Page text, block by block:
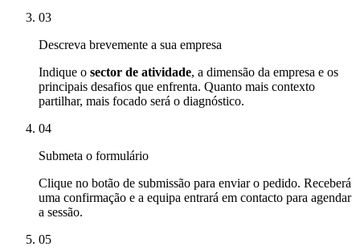
03
Descreva brevemente a sua empresa
Indique o sector de atividade, a dimensão da empresa e os
principais desafios que enfrenta. Quanto mais contexto
partilhar, mais focado será o diagnóstico.
04
Submeta o formulário
Clique no botão de submissão para enviar o pedido. Receberá
uma confirmação e a equipa entrará em contacto para agendar
a sessão.
05